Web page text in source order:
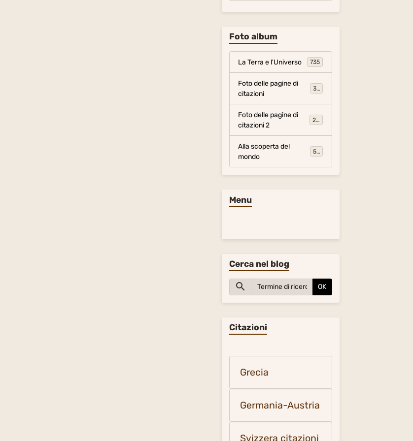
Foto album
La Terra e l'Universo 735
Foto delle pagine di
citazioni
317
Foto delle pagine di
citazioni 2
281
Alla scoperta del
mondo
54
Menu
Cerca nel blog
OK
Citazioni
Grecia
Germania-Austria
Svizzera citazioni